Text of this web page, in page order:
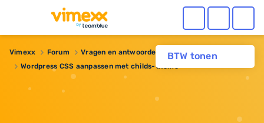
BTW tonen
Vimexx Forum
Vragen en antwoorden
Wordpress CSS aanpassen met childs-theme